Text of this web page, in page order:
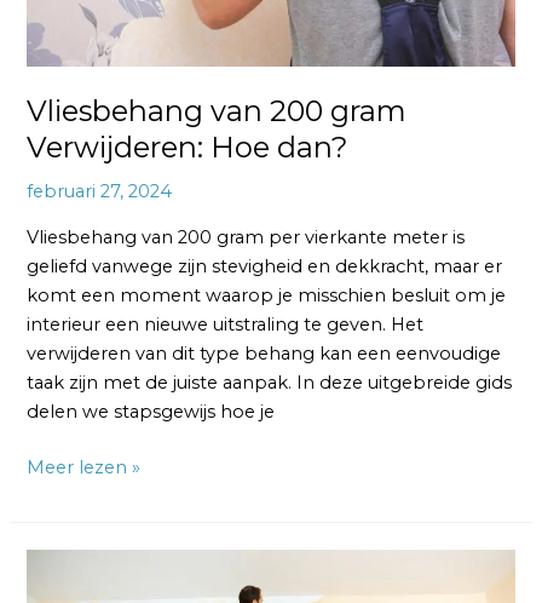
Vliesbehang van 200 gram
Verwijderen: Hoe dan?
februari 27, 2024
Vliesbehang van 200 gram per vierkante meter is
geliefd vanwege zijn stevigheid en dekkracht, maar er
komt een moment waarop je misschien besluit om je
interieur een nieuwe uitstraling te geven. Het
verwijderen van dit type behang kan een eenvoudige
taak zijn met de juiste aanpak. In deze uitgebreide gids
delen we stapsgewijs hoe je
Meer lezen »